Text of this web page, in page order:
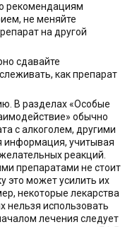
рекомендациям
не меняйте
на другой
сдавайте
как препарат
В разделах «Особые
обычно
с алкоголем, другими
информация, учитывая
реакций.
препаратами не стоит
это может усилить их
некоторые лекарства
нельзя использовать
лечения следует